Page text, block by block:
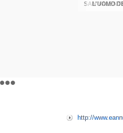
L'UOMO
http://